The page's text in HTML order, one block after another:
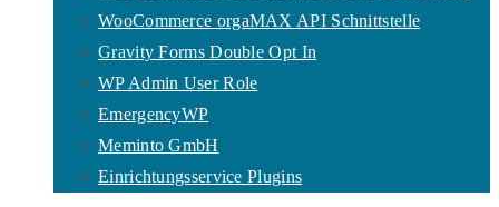
WooCommerce orgaMAX API Schnittstelle
Gravity Forms Double Opt In
WP Admin User Role
EmergencyWP
Meminto GmbH
Einrichtungsservice Plugins